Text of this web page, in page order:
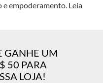
e empoderamento. Leia
GANHE UM
50 PARA
LOJA!